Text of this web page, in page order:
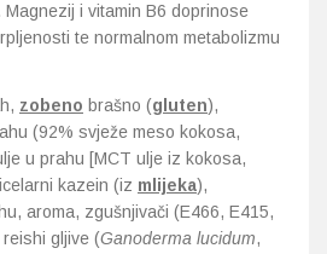
i vitamin B6 doprinose
te normalnom metabolizmu
zobeno brašno (gluten),
(92% svježe meso kokosa,
u prahu [MCT ulje iz kokosa,
kazein (iz mlijeka),
aroma, zgušnjivači (E466, E415,
gljive (Ganoderma lucidum,